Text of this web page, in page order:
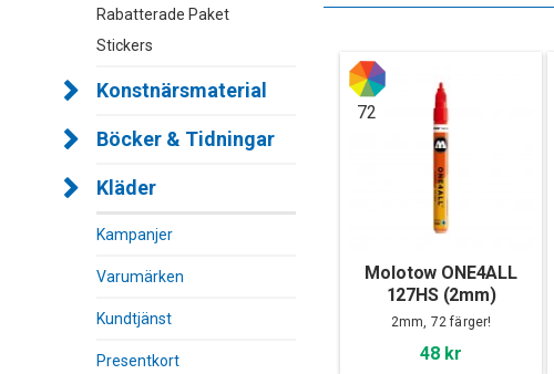
Rabatterade Paket
Stickers
Konstnärsmaterial
Böcker & Tidningar
Kläder
Kampanjer
Varumärken
Kundtjänst
Presentkort
72
Molotow ONE4ALL
127HS (2mm)
2mm, 72 färger!
48 kr